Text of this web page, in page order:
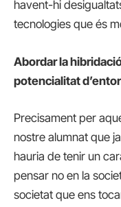
havent-hi
tecnologies que és
Abordar la
potencialitat
Precisament per
nostre alumnat que
hauria de tenir un
pensar no en la
societat que ens